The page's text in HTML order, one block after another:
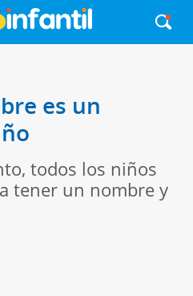
es un
todos los niños
tener un nombre y